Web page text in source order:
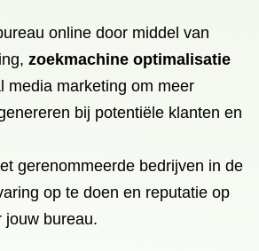
online door middel van
zoekmachine optimalisatie
media marketing om meer
bij potentiële klanten en
gerenommeerde bedrijven in de
op te doen en reputatie op
jouw bureau.